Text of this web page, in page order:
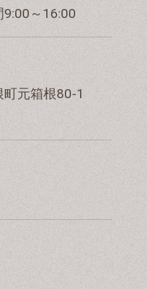
～16:00
元箱根80-1